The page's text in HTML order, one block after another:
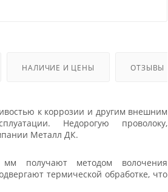
НАЛИЧИЕ И ЦЕНЫ ОТЗЫВЫ
к коррозии и другим внешним
Недорогую проволоку,
Металл ДК.
мм получают методом волочения
термической обработке, что